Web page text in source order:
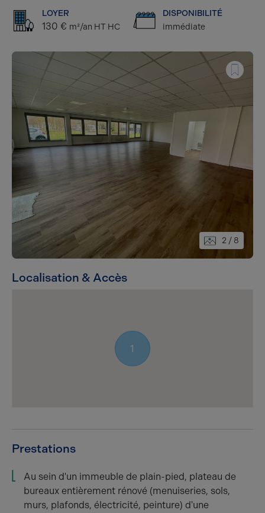
LOYER
130 € m²/an HT HC
DISPONIBILITÉ
immédiate
2 / 8
Localisation & Accès
1
Prestations
Au sein d'un immeuble de plain-pied, plateau de
bureaux entièrement rénové (menuiseries, sols,
murs, plafonds, électricité, peinture) d'une